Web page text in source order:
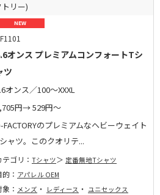
トリー)
NEW
オンス プレミアムコンフォートTシ
ツ
オンス／100～XXXL
円→529円～
FACTORYのプレミアムなヘビーウェイト
ャツ。このクオリテ...
テゴリ： Tシャツ 定番無地Tシャツ
的： アパレル OEM
： メンズ ・ レディース ・ ユニセックス